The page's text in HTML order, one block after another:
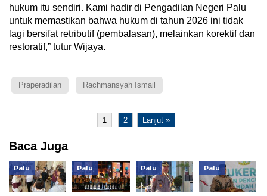
hukum itu sendiri. Kami hadir di Pengadilan Negeri Palu
untuk memastikan bahwa hukum di tahun 2026 ini tidak
lagi bersifat retributif (pembalasan), melainkan korektif dan
restoratif,” tutur Wijaya.
Praperadilan Rachmansyah Ismail
1 2 Lanjut »
Baca Juga
Palu Palu Palu Palu